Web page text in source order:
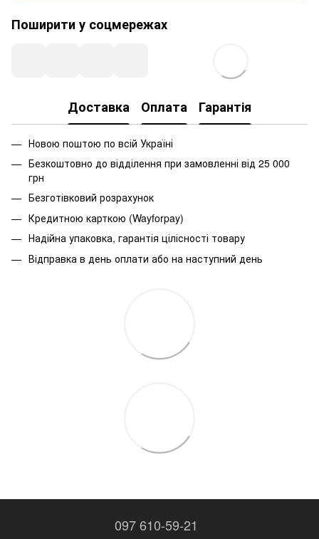
Поширити у соцмережах
Доставка Оплата Гарантія
Новою поштою по всій Україні
Безкоштовно до відділення при замовленні від 25 000
грн
Безготівковий розрахунок
Кредитною карткою (Wayforpay)
Надійна упаковка, гарантія цілісності товару
Відправка в день оплати або на наступний день
097 610-59-21